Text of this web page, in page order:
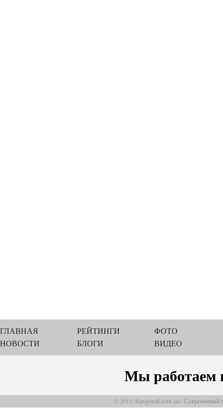
ГЛАВНАЯ
НОВОСТИ
РЕЙТИНГИ
БЛОГИ
ФОТО
ВИДЕО
Мы работаем
© 2013, Slavgorod.com..ua - Современный